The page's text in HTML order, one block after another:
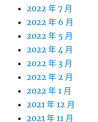
2022 年 7 月
2022 年 6 月
2022 年 5 月
2022 年 4 月
2022 年 3 月
2022 年 2 月
2022 年 1 月
2021 年 12 月
2021 年 11 月